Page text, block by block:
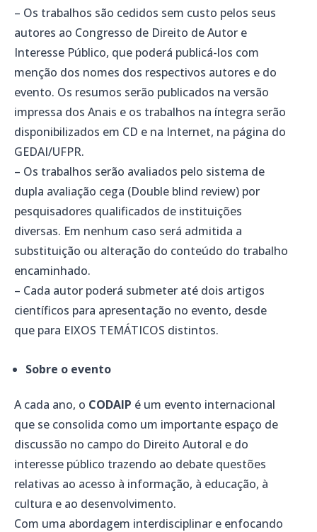
– Os trabalhos são cedidos sem custo pelos seus
autores ao Congresso de Direito de Autor e
Interesse Público, que poderá publicá-los com
menção dos nomes dos respectivos autores e do
evento. Os resumos serão publicados na versão
impressa dos Anais e os trabalhos na íntegra serão
disponibilizados em CD e na Internet, na página do
GEDAI/UFPR.
– Os trabalhos serão avaliados pelo sistema de
dupla avaliação cega (Double blind review) por
pesquisadores qualificados de instituições
diversas. Em nenhum caso será admitida a
substituição ou alteração do conteúdo do trabalho
encaminhado.
– Cada autor poderá submeter até dois artigos
científicos para apresentação no evento, desde
que para EIXOS TEMÁTICOS distintos.
Sobre o evento
A cada ano, o CODAIP é um evento internacional
que se consolida como um importante espaço de
discussão no campo do Direito Autoral e do
interesse público trazendo ao debate questões
relativas ao acesso à informação, à educação, à
cultura e ao desenvolvimento.
Com uma abordagem interdisciplinar e enfocando